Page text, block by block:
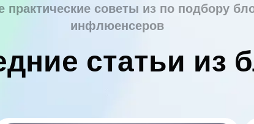
практические советы из по подбору
инфлюенсеров
статьи из